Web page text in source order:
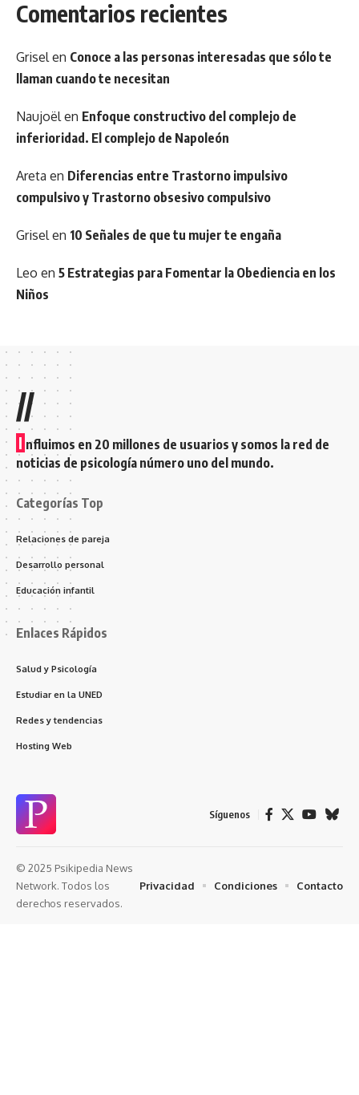
Comentarios recientes
Griselen Conoce a las personas interesadas que sólo te
llaman cuando te necesitan
Naujoëlen Enfoque constructivo del complejo de
inferioridad. El complejo de Napoleón
Areta en Diferencias entre Trastorno impulsivo
compulsivo y Trastorno obsesivo compulsivo
Griselen 10 Señales de que tu mujer te engaña
Leo en 5 Estrategias para Fomentar la Obediencia en los
Niños
//
I nfluimos en 20 millones de usuarios y somos la red de
noticias de psicología número uno del mundo.
Categorías Top
Relaciones de pareja
Desarrollo personal
Educación infantil
Enlaces Rápidos
Salud y Psicología
Estudiar en la UNED
Redes y tendencias
Hosting Web
Síguenos
© 2025 Psikipedia News
Network. Todos los
derechos reservados.
Privacidad Condiciones Contacto